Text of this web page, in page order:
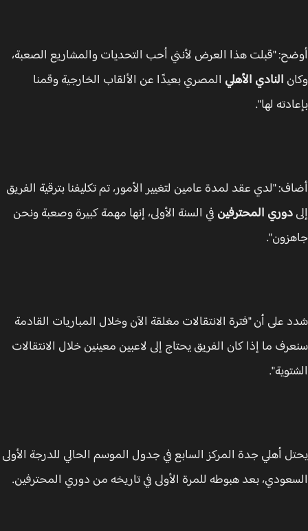
"قبلت هذا العرض لأنني أحب التحديات والمشاريع الصعبة،
النادي الأهليالمصري بعيدًا عن الألقاب الخارجية وقمنا
لها".
"لدي عقد لمدة عامين لتغيير الأمور، تم تكليفنا بترقية الفريق
دوري المحترفينفي السنة الأولى، إنها مهمة كبيرة وصعبة ونحن
على أن "فترة الانتقالات مغلقة الآن وخلال المباريات القادمة
ما إذا كان الفريق يحتاج إلى لاعبين معينين خلال الانتقالات
أهلي جدة المركز السابع في جدول الموسم الحالي للدرجة الأولى
بعد هبوطه للمرة الأولى في تاريخه من دوري المحترفين.